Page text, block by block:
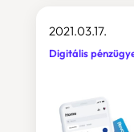
2021.03.17.
Digitális